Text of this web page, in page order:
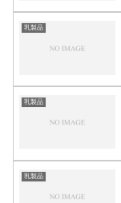
乳製品
乳製品
乳製品